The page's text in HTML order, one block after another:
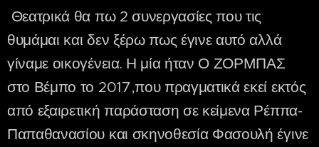
Θεατρικά θα πω 2 συνεργασίες που τις
θυμάμαι και δεν ξέρω πως έγινε αυτό αλλά
γίναμε οικογένεια. Η μία ήταν Ο ΖΟΡΜΠΑΣ
στο Βέμπο το 2017,που πραγματικά εκεί εκτός
από εξαιρετική παράσταση σε κείμενα Ρέππα-
Παπαθανασίου και σκηνοθεσία Φασουλή έγινε